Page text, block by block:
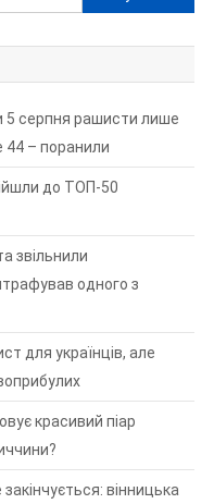
5 серпня рашисти лише
44 – поранили
до ТОП-50
звільнили
одного з
для українців, але
красивий піар
вінницька